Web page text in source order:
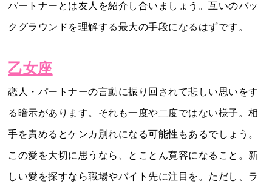
パートナーとは友人を紹介し合いましょう。互いのバッ
クグラウンドを理解する最大の手段になるはずです。
乙女座
恋人・パートナーの言動に振り回されて悲しい思いをす
る暗示があります。それも一度や二度ではない様子。相
手を責めるとケンカ別れになる可能性もあるでしょう。
この愛を大切に思うなら、とことん寛容になること。新
しい愛を探すなら職場やバイト先に注目を。ただし、ラ